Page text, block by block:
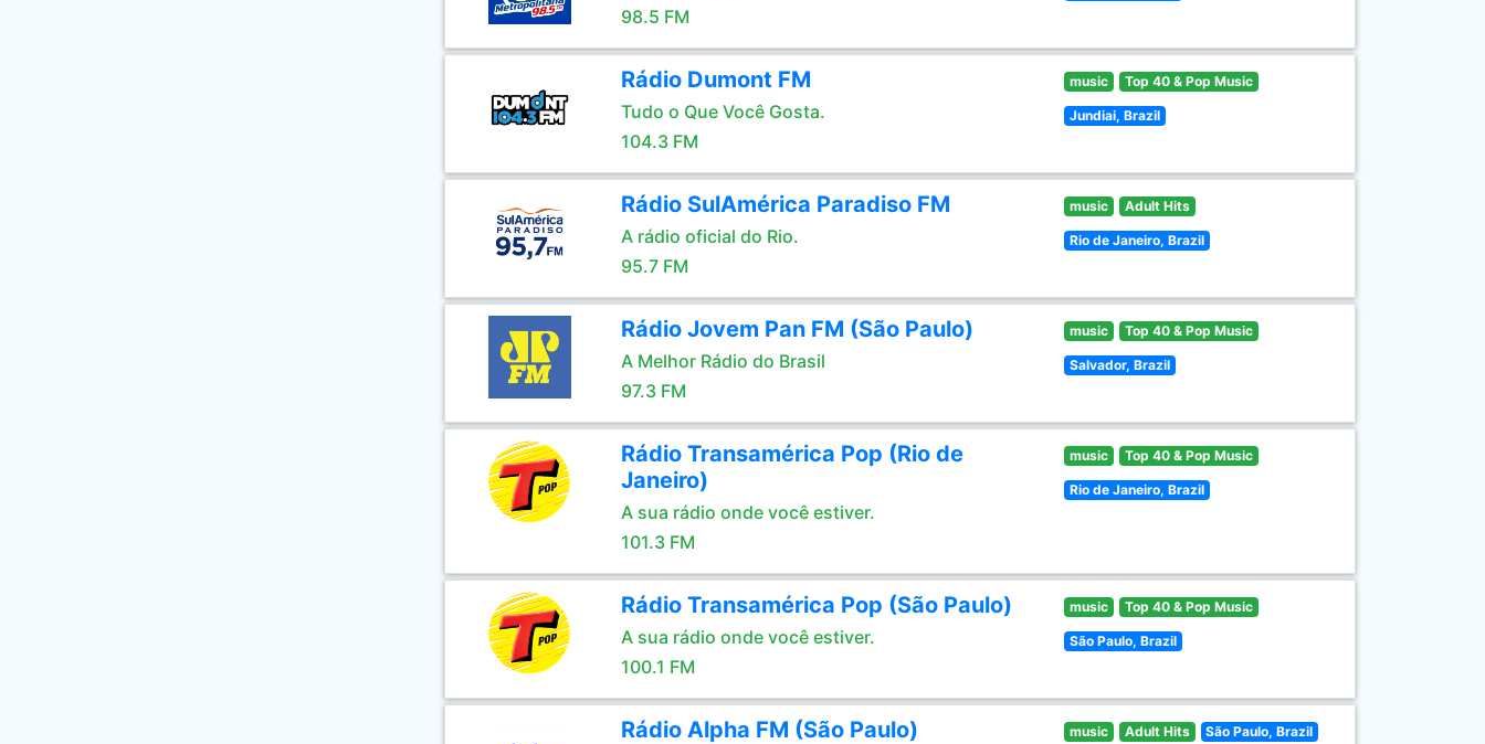
98.5 FM
Rádio Dumont FM
Tudo o Que Você Gosta.
104.3 FM
music Top 40 & Pop Music
Jundiai, Brazil
Rádio SulAmérica Paradiso FM
A rádio oficial do Rio.
95.7 FM
music Adult Hits
Rio de Janeiro, Brazil
Rádio Jovem Pan FM (São Paulo)
A Melhor Rádio do Brasil
97.3 FM
music Top 40 & Pop Music
Salvador, Brazil
Rádio Transamérica Pop (Rio de
Janeiro)
A sua rádio onde você estiver.
101.3 FM
music Top 40 & Pop Music
Rio de Janeiro, Brazil
Rádio Transamérica Pop (São Paulo)
A sua rádio onde você estiver.
100.1 FM
music Top 40 & Pop Music
São Paulo, Brazil
Rádio Alpha FM (São Paulo) music Adult Hits São Paulo, Brazil